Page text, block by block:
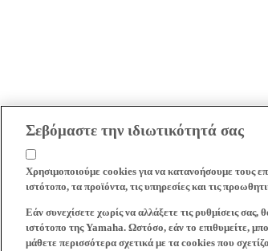
Σεβόμαστε την ιδιωτικότητά σας
Χρησιμοποιούμε cookies για να κατανοήσουμε τους
ιστότοπο, τα προϊόντα, τις υπηρεσίες και τις
Εάν συνεχίσετε χωρίς να αλλάξετε τις ρυθμίσεις
ιστότοπο της Yamaha. Ωστόσο, εάν το επιθυμείτε,
μάθετε περισσότερα σχετικά με τα cookies που